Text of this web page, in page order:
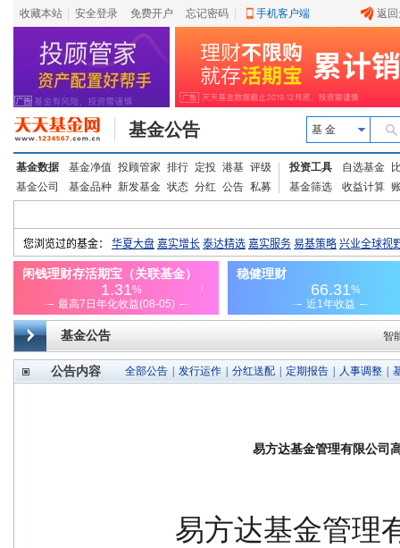
收藏本站 安全登录 免费开户 忘记密码 手机客户端 返
基金公告 基 金
基金数据 基金净值 投顾管家 排行 定投 港基 评级
基金公司
基金品种 新发基金 状态 分红 公告 私募
投资工具 自选基金
基金筛选
收益计算
基金公告 智
公告内容 全部公告 发行运作 分红送配 定期报告 人事调整
易方达基金管理有限公司